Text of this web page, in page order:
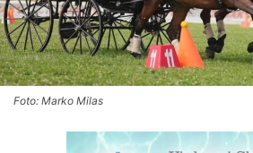
Foto: Marko Milas